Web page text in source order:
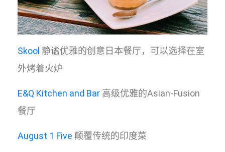
Skool 静谧优雅的创意日本餐厅，可以选择在室
外烤着火炉
E&Q Kitchen and Bar 高级优雅的Asian-Fusion
餐厅
August 1 Five 颠覆传统的印度菜